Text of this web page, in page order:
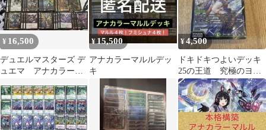
¥ 16,500
デュエルマスターズ デ
ュエマ アナカラーマ
ターステラ
¥ 15,500
アナカラーマルルデッ
キ
¥4,500
ドキドキつよいデッキ
25の王道 究極のヨビ
ニオン！水闇自然マル
ルデッキ 未開封